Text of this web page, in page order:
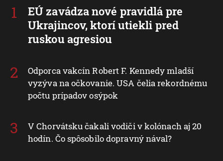
EÚ zavádza nové pravidlá pre
Ukrajincov, ktorí utiekli pred
ruskou agresiou
Odporca vakcín Robert F. Kennedy mladší
vyzýva na očkovanie. USA čelia rekordnému
počtu prípadov osýpok
V Chorvátsku čakali vodiči v kolónach aj 20
hodín. Čo spôsobilo dopravný nával?